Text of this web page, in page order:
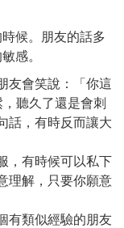
候。朋友的話多
感。
友會笑說：「你這
聽久了還是會刺
話，有時反而讓大
，有時候可以私下
理解，只要你願意
有類似經驗的朋友